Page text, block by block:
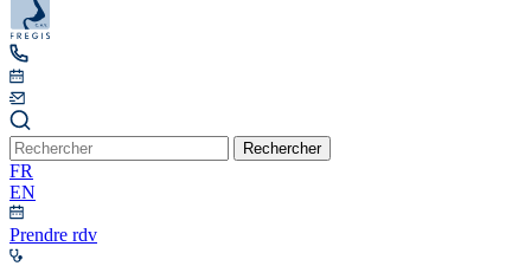
Rechercher
FR
EN
Prendre rdv